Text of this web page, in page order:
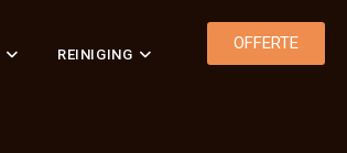
REINIGING
OFFERTE